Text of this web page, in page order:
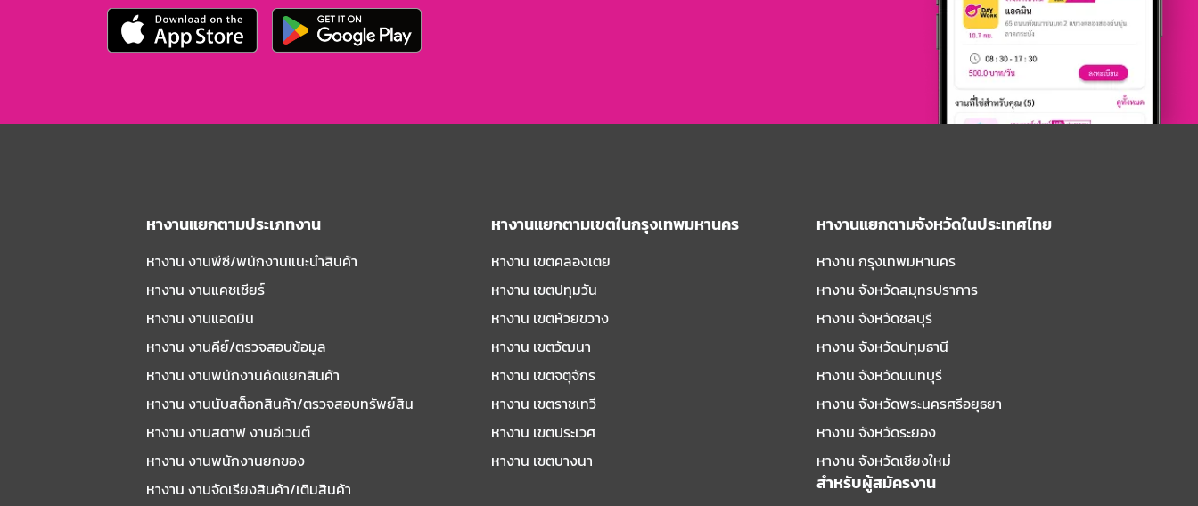
หางานแยกตามประเภทงาน
หางาน งานพีซี/พนักงานแนะนําสินค้า
หางาน งานแคชเชียร์
หางาน งานแอดมิน
หางาน งานคีย์/ตรวจสอบข้อมูล
หางาน งานพนักงานคัดแยกสินค้า
หางาน งานนับสต็อกสินค้า/ตรวจสอบทรัพย์สิน
หางาน งานสตาฟ งานอีเวนต์
หางาน งานพนักงานยกของ
หางาน งานจัดเรียงสินค้า/เติมสินค้า
หางานแยกตามเขตในกรุงเทพมหานคร
หางาน เขตคลองเตย
หางาน เขตปทุมวัน
หางาน เขตห้วยขวาง
หางาน เขตวัฒนา
หางาน เขตจตุจักร
หางาน เขตราชเทวี
หางาน เขตประเวศ
หางาน เขตบางนา
หางานแยกตามจังหวัดในประเทศไทย
หางาน กรุงเทพมหานคร
หางาน จังหวัดสมุทรปราการ
หางาน จังหวัดชลบุรี
หางาน จังหวัดปทุมธานี
หางาน จังหวัดนนทบุรี
หางาน จังหวัดพระนครศรีอยุธยา
หางาน จังหวัดระยอง
หางาน จังหวัดเชียงใหม่
สำหรับผู้สมัครงาน